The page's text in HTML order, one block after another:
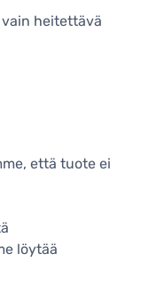
vain heitettävä
että tuote ei
löytää